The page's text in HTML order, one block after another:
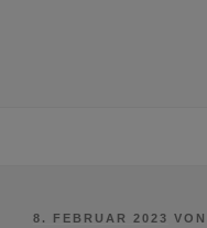
VERÖFFENTLICHT
8. FEBRUAR 2023 VON